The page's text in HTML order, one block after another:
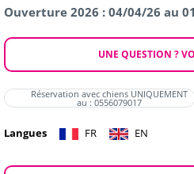
Ouverture 2026 : 04/04/26 au
UNE QUESTION ?
Réservation avec chiens UNIQUEMENT
au : 0556079017
Langues FR EN